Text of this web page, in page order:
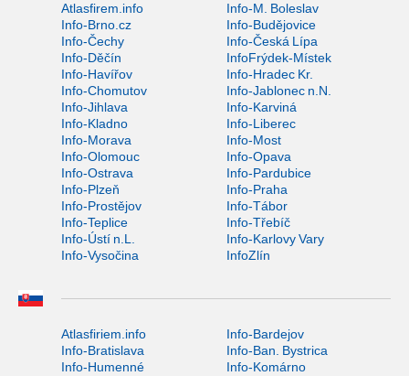
Atlasfirem.info
Info-M. Boleslav
Info-Brno.cz
Info-Budějovice
Info-Čechy
Info-Česká Lípa
Info-Děčín
InfoFrýdek-Místek
Info-Havířov
Info-Hradec Kr.
Info-Chomutov
Info-Jablonec n.N.
Info-Jihlava
Info-Karviná
Info-Kladno
Info-Liberec
Info-Morava
Info-Most
Info-Olomouc
Info-Opava
Info-Ostrava
Info-Pardubice
Info-Plzeň
Info-Praha
Info-Prostějov
Info-Tábor
Info-Teplice
Info-Třebíč
Info-Ústí n.L.
Info-Karlovy Vary
Info-Vysočina
InfoZlín
Atlasfiriem.info
Info-Bardejov
Info-Bratislava
Info-Ban. Bystrica
Info-Humenné
Info-Komárno